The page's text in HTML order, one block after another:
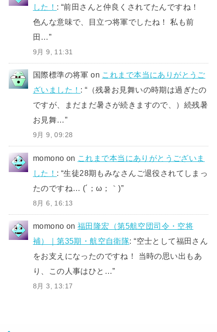
した！ : “前田さんと仲良くされてたんですね！
色んな意味で、目立つ将軍でしたね！ 私も前
田…”
9月 9, 11:31
国際標準の将軍 on これまで本当にありがとうご
ざいました！ : “ （残暑お見舞いの時期は過ぎたの
ですが、まだまだ暑さが続きますので、）続残暑
お見舞…”
9月 9, 09:28
momono on これまで本当にありがとうございま
した！ : “生徒28期もみなさんご退役されてしまっ
たのですね… (´；ω；｀)”
8月 6, 16:13
momono on福田隆宏（第5航空団司令・空将
補）｜第35期・航空自衛隊: “空士として福田さん
をお支えになったのですね！ 当時の思い出もあ
り、この人事はひと…”
8月 3, 13:17